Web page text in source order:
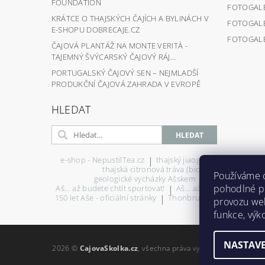
FOUNDATION
KRÁTCE O THAJSKÝCH ČAJÍCH A BYLINÁCH V
E-SHOPU DOBRECAJE.CZ
ČAJOVÁ PLANTÁŽ NA MONTE VERITÀ -
TAJEMNÝ ŠVÝCARSKÝ ČAJOVÝ RÁJ…
PORTUGALSKÝ ČAJOVÝ SEN – NEJMLADŠÍ
PRODUKČNÍ ČAJOVÁ ZAHRADA V EVROPĚ
HLEDAT
e-shop - NepustilTea.cz | thajský jiaogulan (bio)
thajská citronová tráva (bio) thajské byliny
geologické vycházky Ašskem geologie Ašska
Aš... až budete chtít sportovat! | Aš... až budete chtít
150 let Aše - oficiální stránky | Thonbrunn | Aš - Okna
|
2026 © CajovaSkolka.cz, všechna práva vyhrazenaUpravit
Používáme
pohodlné
provozu
funkce,